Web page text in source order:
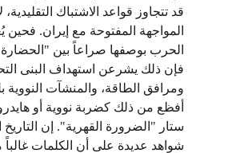
قد تتجاوز قواعد الاشتباك
المواجهة المفتوحة مع إيران. فحين
الحرب بوصفها صراعاً بين "الحضارة
فإن ذلك يشرعن استهداف البنى
ومرافق الطاقة، والمنشآت النووية
أفظع من ذلك كضربة نووية أو
ستار "الضرورة القهرية". إن
شواهد عديدة على أن الكلمات